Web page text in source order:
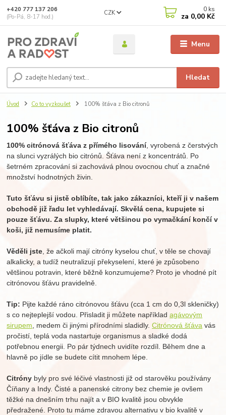
Menu
CZK
Hledat
+420 777 137 206
(Po-Pá, 8-17 hod.)
0 ks
za 0,00 Kč
Úvod Co to vyzkoušet 100% šťáva z Bio citronů
100% šťáva z Bio citronů
100% citrónová šťáva z přímého lisování, vyrobená z čerstvých
na slunci vyzrálých bio citrónů. Šťáva není z koncentrátů. Po
šetrném zpracování si zachovává plnou ovocnou chuť a značné
množství hodnotných živin.
Tuto šťávu si jistě oblíbíte, tak jako zákazníci, kteří ji v našem
obchodě již řadu let vyhledávají. Skvělá cena, kupujete si
pouze šťávu. Za slupky, které většinou po vymačkání končí v
koši, již nemusíme platit.
Věděli jste , že ačkoli mají citróny kyselou chuť, v těle se chovají
alkalicky, a tudíž neutralizují překyselení, které je způsobeno
většinou potravin, které běžně konzumujeme? Proto je vhodné pít
citrónovou šťávu pravidelně.
Tip: Pijte každé ráno citrónovou šťávu (cca 1 cm do 0,3l skleničky)
s co nejteplejší vodou. Přisladit ji můžete napříkladagávovým
sirupem , medem či jinými přírodními sladidly.Citrónová šťáva vás
pročistí, teplá voda nastartuje organismus a sladké dodá
potřebnou energii. Po pár týdnech uvidíte rozdíl. Během dne a
hlavně po jídle se budete cítit mnohem lépe.
Citróny byly pro své léčivé vlastnosti již od starověku používány
Číňany a Indy. Čisté a panenské citrony bez chemie je ovšem
těžké na dnešním trhu najít a v BIO kvalitě jsou obvykle
předražené. Proto tu máme zdravou alternativu v bio kvalitě v